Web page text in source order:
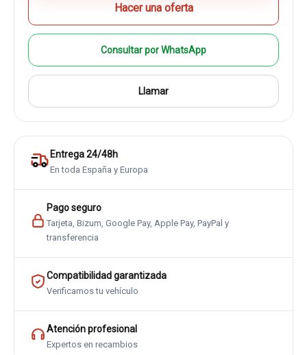
Hacer una oferta
Consultar por WhatsApp
Llamar
Entrega 24/48h
En toda España y Europa
Pago seguro
Tarjeta, Bizum, Google Pay, Apple Pay, PayPal y
transferencia
Compatibilidad garantizada
Verificamos tu vehículo
Atención profesional
Expertos en recambios